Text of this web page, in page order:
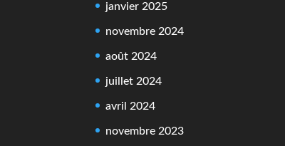
janvier 2025
novembre 2024
août 2024
juillet 2024
avril 2024
novembre 2023